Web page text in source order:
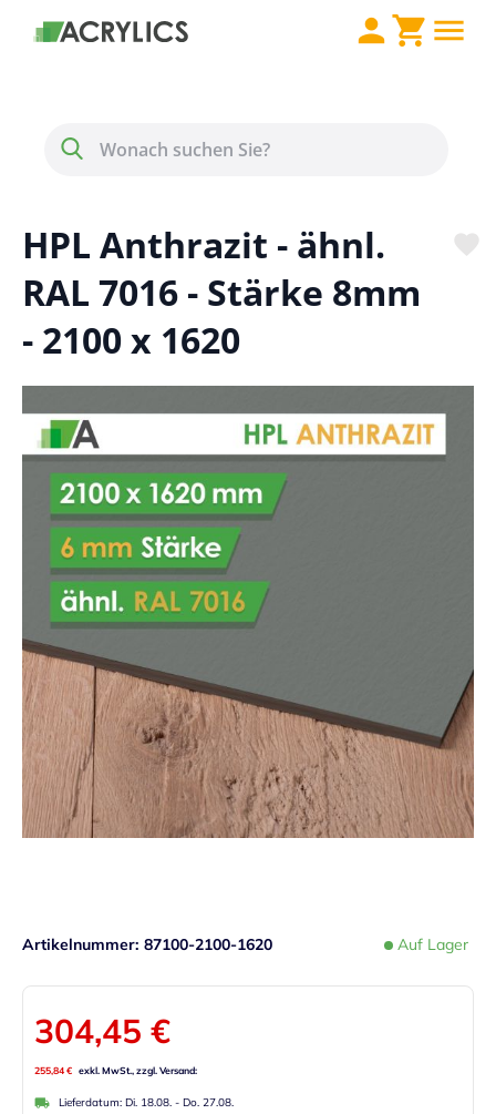
Menü
HPL Anthrazit - ähnl.
RAL 7016 - Stärke 8mm
- 2100 x 1620
Auf Lager
Artikelnummer 87100-2100-1620
304,45 €
255,84 €
Lieferdatum: Di. 18.08. - Do. 27.08.